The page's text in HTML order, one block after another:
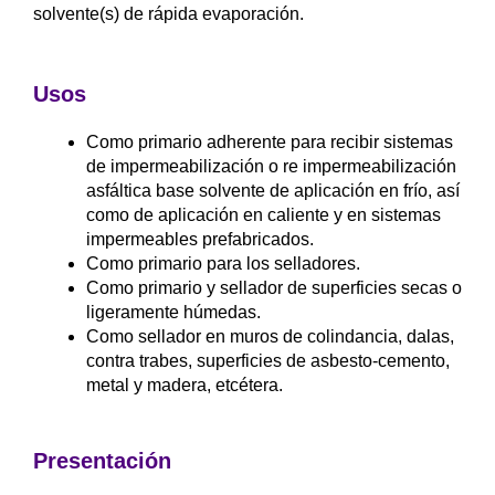
solvente(s) de rápida evaporación.
Usos
Como primario adherente para recibir sistemas
de impermeabilización o re impermeabilización
asfáltica base solvente de aplicación en frío, así
como de aplicación en caliente y en sistemas
impermeables prefabricados.
Como primario para los selladores.
Como primario y sellador de superficies secas o
ligeramente húmedas.
Como sellador en muros de colindancia, dalas,
contra trabes, superficies de asbesto-cemento,
metal y madera, etcétera.
Presentación